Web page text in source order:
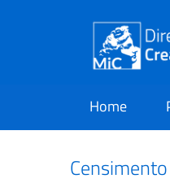
Home
current